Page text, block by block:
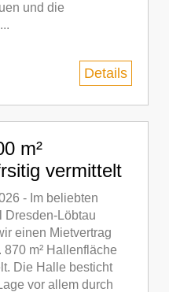
und die
Details
m²
vermittelt
- Im beliebten
Dresden-Löbtau
einen Mietvertrag
870 m² Hallenfläche
Die Halle besticht
vor allem durch